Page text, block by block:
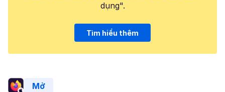
dụng".
Tìm hiểu thêm
Mở